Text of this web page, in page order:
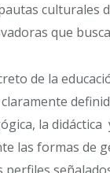
culturales
que
de la
la didáctica
las formas de